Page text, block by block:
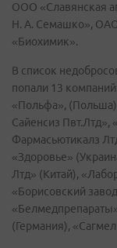
ООО «Славянская
Н. А. Семашко»,
«Биохимик».
В список
попали 13
«Польфа»,
Сайенсиз Пвт.Лтд»,
Фармасьютикалз
«Здоровье»
Лтд» (Китай),
«Борисовский
(Германия),